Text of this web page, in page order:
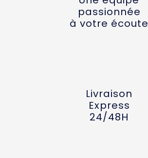
passionnée
à votre écoute
Livraison
Express
24/48H